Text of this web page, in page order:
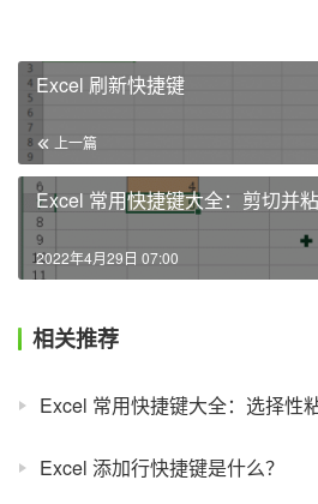
Excel 刷新快捷键
上一篇
Excel 常用快捷键大全：剪切并
2022年4月29日 07:00
相关推荐
Excel 常用快捷键大全：选择性
Excel 添加行快捷键是什么？